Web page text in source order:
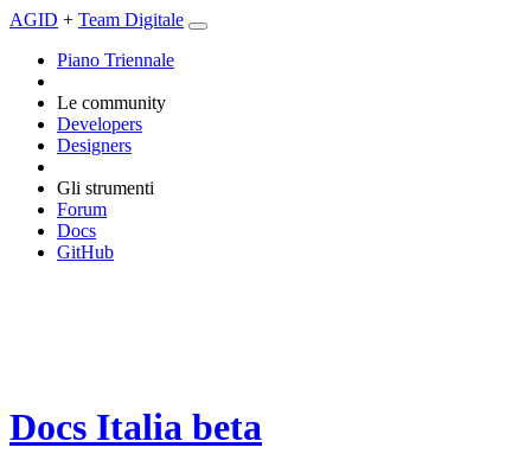
AGID + Team Digitale
Piano Triennale
Le community
Developers
Designers
Gli strumenti
Forum
Docs
GitHub
Docs Italia beta